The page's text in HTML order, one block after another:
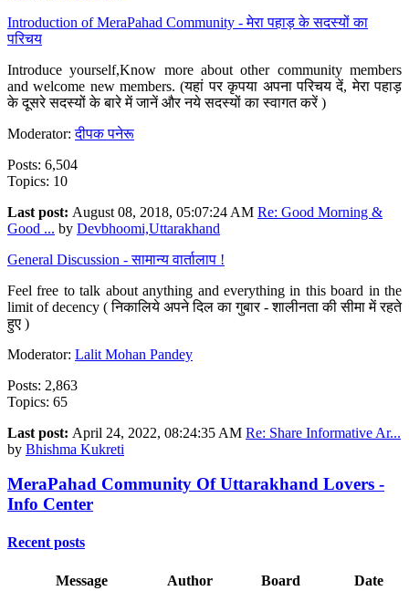
Introduction of MeraPahad Community - मेरा पहाड़ के सदस्यों का
परिचय
Introduce yourself,Know more about other community members
and welcome new members. (यहां पर कृपया अपना परिचय दें, मेरा पहाड़
के दूसरे सदस्यों के बारे में जानें और नये सदस्यों का स्वागत करें )
Moderator:दीपक पनेरू
Posts: 6,504
Topics: 10
Last post: August 08, 2018, 05:07:24 AM Re: Good Morning &
Good ... by Devbhoomi,Uttarakhand
General Discussion - सामान्य वार्तालाप !
Feel free to talk about anything and everything in this board in the
limit of decency ( निकालिये अपने दिल का गुबार - शालीनता की सीमा में रहते
हुए )
Moderator: Lalit Mohan Pandey
Posts: 2,863
Topics: 65
Last post: April 24, 2022, 08:24:35 AM Re: Share Informative Ar...
by Bhishma Kukreti
MeraPahad Community Of Uttarakhand Lovers -
Info Center
Recent posts
Message Author Board Date